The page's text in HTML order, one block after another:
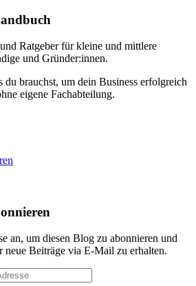
Ratgeber für kleine und mittlere
und Gründer:innen.
du brauchst, um dein Business erfolgreich
eigene Fachabteilung.
an, um diesen Blog zu abonnieren und
neue Beiträge via E-Mail zu erhalten.